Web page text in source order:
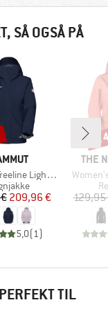
SÅ OGSÅ PÅ
Hooded Jacket
Pris
Nedsat pris
209,96 €
5,0( 1)
THE
Artikel
129,95
TIL